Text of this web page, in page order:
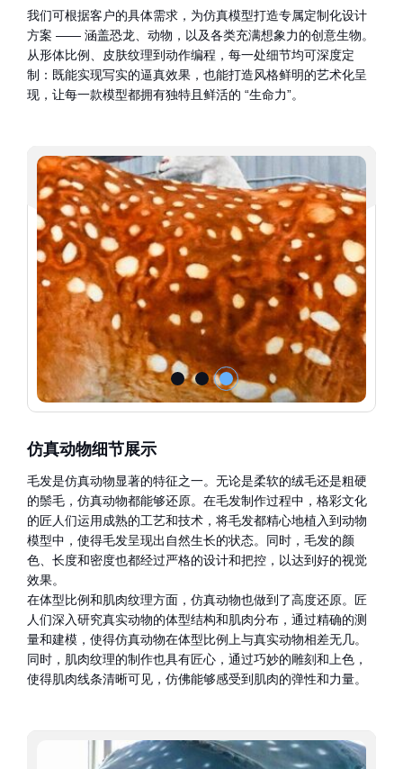
我们可根据客户的具体需求，为仿真模型打造专属定制化设计
方案 —— 涵盖恐龙、动物，以及各类充满想象力的创意生物。
从形体比例、皮肤纹理到动作编程，每一处细节均可深度定
制：既能实现写实的逼真效果，也能打造风格鲜明的艺术化呈
现，让每一款模型都拥有独特且鲜活的 “生命力”。
仿真动物细节展示
毛发是仿真动物显著的特征之一。无论是柔软的绒毛还是粗硬
的鬃毛，仿真动物都能够还原。在毛发制作过程中，格彩文化
的匠人们运用成熟的工艺和技术，将毛发都精心地植入到动物
模型中，使得毛发呈现出自然生长的状态。同时，毛发的颜
色、长度和密度也都经过严格的设计和把控，以达到好的视觉
效果。
在体型比例和肌肉纹理方面，仿真动物也做到了高度还原。匠
人们深入研究真实动物的体型结构和肌肉分布，通过精确的测
量和建模，使得仿真动物在体型比例上与真实动物相差无几。
同时，肌肉纹理的制作也具有匠心，通过巧妙的雕刻和上色，
使得肌肉线条清晰可见，仿佛能够感受到肌肉的弹性和力量。